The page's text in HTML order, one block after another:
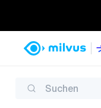
Suchen